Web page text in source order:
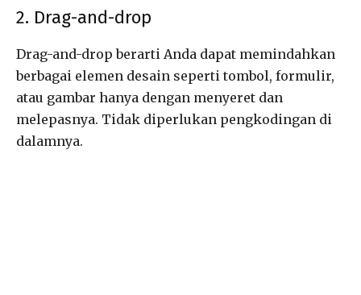
2. Drag-and-drop
Drag-and-drop berarti Anda dapat memindahkan
berbagai elemen desain seperti tombol, formulir,
atau gambar hanya dengan menyeret dan
melepasnya. Tidak diperlukan pengkodingan di
dalamnya.